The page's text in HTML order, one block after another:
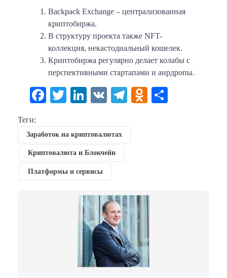
Backpack Exchange – централизованная
криптобиржа.
В структуру проекта также NFT-
коллекция, некастодиальный кошелек.
Криптобиржа регулярно делает колабы с
перспективными стартапами и аирдропы.
Facebook
TwitterLinkedIn
VK Telegram
Теги:
Заработок на криптовалютах
Криптовалюта и Блокчейн
Платформы и сервисы